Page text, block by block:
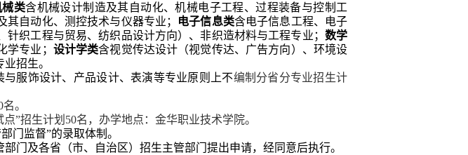
械类含机械设计制造及其自动化、机械电子工程、过程装备与控制工
其自动化、测控技术与仪器专业； 电子信息类含电子信息工程、电子
针织工程与贸易、纺织品设计方向）、非织造材料与工程专业； 数学
学专业； 设计学类含视觉传达设计（视觉传达、广告方向）、环境设
招生。
服饰设计、产品设计、表演等专业原则上不编制分省分专业招生计
名。
”招生计划 50名，办学地点：金华职业技术学院。
门
监督”的录取体制。
门及各省（市、自治区）招生主管部门提出申请，经同意后执行。